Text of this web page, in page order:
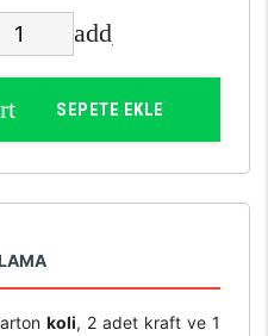
SEPETE EKLE
koli, 2 adet kraft ve 1